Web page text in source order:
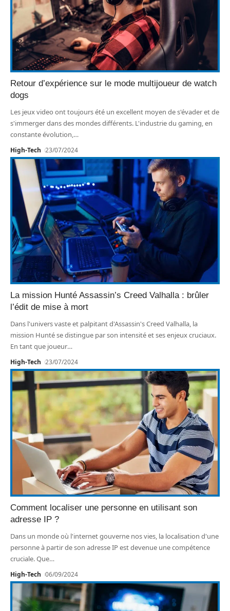
Retour d’expérience sur le mode multijoueur de watch
dogs
Les jeux video ont toujours été un excellent moyen de s'évader et de
s'immerger dans des mondes différents. L'industrie du gaming, en
constante évolution, …
High-Tech 23/07/2024
La mission Hunté Assassin’s Creed Valhalla : brûler
l’édit de mise à mort
Dans l'univers vaste et palpitant d'Assassin's Creed Valhalla, la
mission Hunté se distingue par son intensité et ses enjeux cruciaux.
En tant que joueur…
High-Tech 23/07/2024
Comment localiser une personne en utilisant son
adresse IP ?
Dans un monde où l'internet gouverne nos vies, la localisation d'une
personne à partir de son adresse IP est devenue une compétence
cruciale. Que…
High-Tech 06/09/2024